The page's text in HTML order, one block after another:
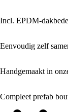
Incl. EPDM-
Eenvoudig zelf
Handgemaakt in
Compleet prefab